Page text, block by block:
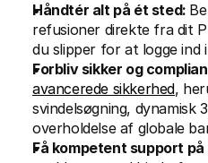
Håndtér alt på ét sted:
refusioner direkte fra dit
du slipper for at logge ind
Forbliv sikker og
avancerede sikkerhed,
svindelsøgning, dynamisk
overholdelse af globale
Få kompetent support